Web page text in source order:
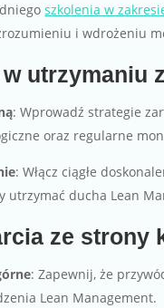
szkolenia w
i wdrożeniu
utrzymaniu
: Wprowadź strategie
oraz regularne
: Włącz ciągłe
utrzymać ducha Lean
ze strony
: Zapewnij, że
Lean Management.